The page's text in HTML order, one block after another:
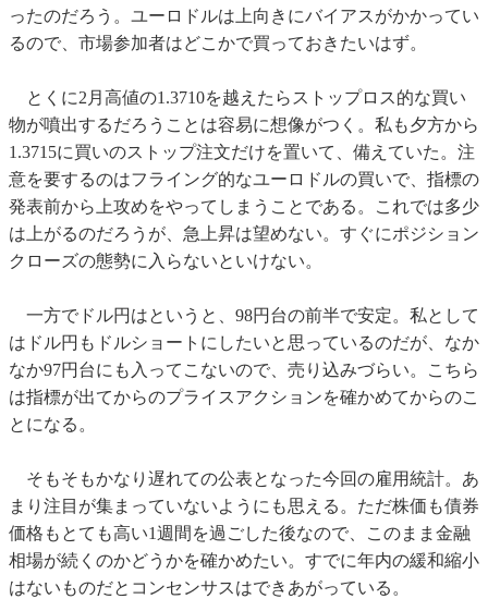
ったのだろう。ユーロドルは上向きにバイアスがかかってい
るので、市場参加者はどこかで買っておきたいはず。
とくに2月高値の1.3710を越えたらストップロス的な買い
物が噴出するだろうことは容易に想像がつく。私も夕方から
1.3715に買いのストップ注文だけを置いて、備えていた。注
意を要するのはフライング的なユーロドルの買いで、指標の
発表前から上攻めをやってしまうことである。これでは多少
は上がるのだろうが、急上昇は望めない。すぐにポジション
クローズの態勢に入らないといけない。
一方でドル円はというと、98円台の前半で安定。私として
はドル円もドルショートにしたいと思っているのだが、なか
なか97円台にも入ってこないので、売り込みづらい。こちら
は指標が出てからのプライスアクションを確かめてからのこ
とになる。
そもそもかなり遅れての公表となった今回の雇用統計。あ
まり注目が集まっていないようにも思える。ただ株価も債券
価格もとても高い1週間を過ごした後なので、このまま金融
相場が続くのかどうかを確かめたい。すでに年内の緩和縮小
はないものだとコンセンサスはできあがっている。